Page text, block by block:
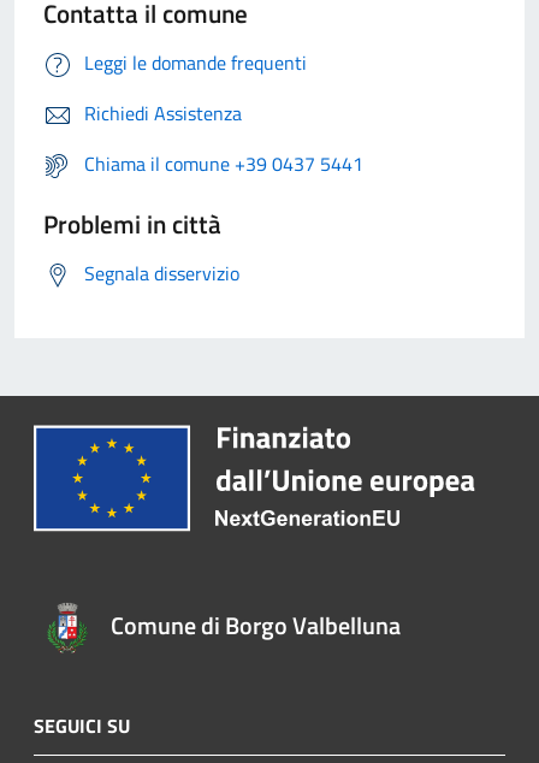
Contatta il comune
Leggi le domande frequenti
Richiedi Assistenza
Chiama il comune +39 0437 5441
Problemi in città
Segnala disservizio
Comune di Borgo Valbelluna
SEGUICI SU